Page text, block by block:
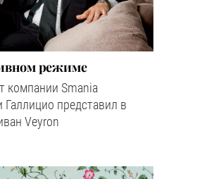
режиме
компании Smania
представил в
Veyron